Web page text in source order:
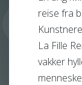
reise fra
La Fille
vakker